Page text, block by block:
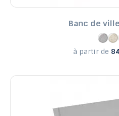
Banc de
à partir de